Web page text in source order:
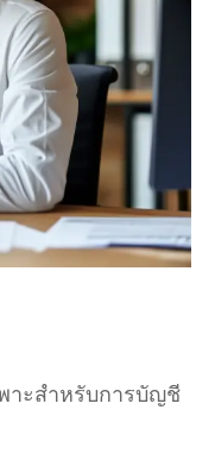
าะสำหรับการบัญชี